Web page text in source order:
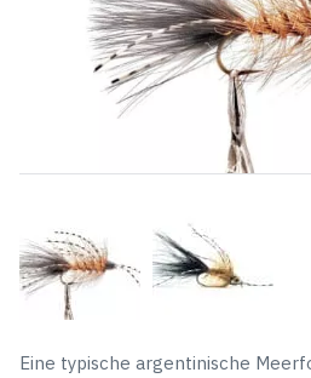
Eine typische argentinische